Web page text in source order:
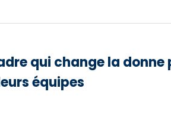
qui change la donne
équipes